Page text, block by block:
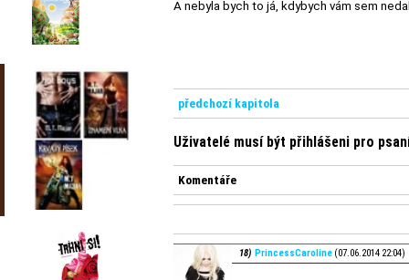
A nebyla bych to já, kdybych vám sem
předchozí kapitola
Uživatelé musí být přihlášeni pro
Komentáře
18) PrincessCaroline (07.06.2014 22:04)